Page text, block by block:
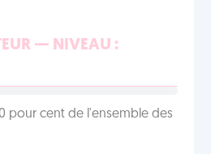
— NIVEAU :
pour cent de l'ensemble des